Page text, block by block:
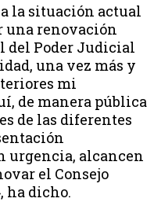
la situación actual
una renovación
del Poder Judicial
una vez más y
mi
de manera pública
de las diferentes
urgencia, alcancen
el Consejo
ha dicho.